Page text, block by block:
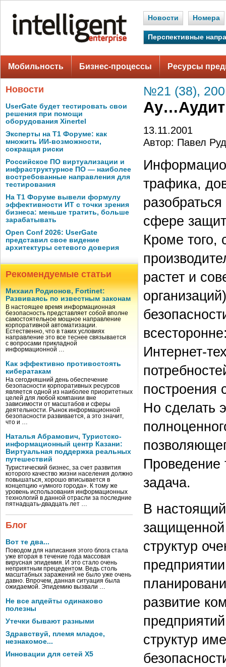
Новости Номера
Перспективные
Мобильность Бизнес-процессы Ресурсы
Новости
UserGate будет тестировать свои
решения при помощи
оборудования Xinertel
Эксперты на Т1 Форуме: как
множить ИИ-возможности,
сокращая риски
Российское ПО виртуализации и
инфраструктурное ПО — наиболее
востребованные направления для
тестирования
На Т1 Форуме вывели формулу
эффективности ИТ с точки зрения
бизнеса: меньше тратить, больше
зарабатывать
Open Conf 2026: UserGate
представил свое видение
архитектуры сетевого доверия
Рекомендуемые статьи
Михаил Родионов, Fortinet:
Развиваясь по известным законам
В настоящее время информационная
безопасность представляет собой вполне
самостоятельное мощное направление
корпоративной автоматизации.
Естественно, что в таких условиях
направление это все теснее связывается
с вопросами прикладной
информационной …
Как эффективно противостоять
кибератакам
На сегодняшний день обеспечение
безопасности корпоративных ресурсов
является одной из наиболее приоритетных
целей для любой компании вне
зависимости от масштабов и сферы
деятельности. Рынок информационной
безопасности развивается, а это значит,
что и …
Наталья Абрамович, Туристско-
информационный центр Казани:
Виртуальная поддержка реальных
путешествий
Туристический бизнес, за счет развития
которого качество жизни населения должно
повышаться, хорошо вписывается в
концепцию «умного города». К тому же
уровень использования информационных
технологий в данной отрасли за последние
пятнадцать-двадцать лет …
Блог
Вот те два...
Поводом для написания этого блога стала
уже вторая в течение года массовая
вирусная эпидемия. И это стало очень
неприятным прецедентом. Ведь столь
масштабных заражений не было уже очень
давно. Впрочем, данная ситуация была
ожидаемой. Эпидемию вызвали …
Не все апдейты одинаково
полезны
Утечки бывают разными
Здравствуй, племя младое,
незнакомое...
Инновации для сетей X5
№21 (38),
13.11.2001
Автор: Павел
трафика,
сфере
Кроме того,
растет и
Интернет-
построения
Но сделать
Проведение
задача.
В
защищенной
структур
развитие
структур